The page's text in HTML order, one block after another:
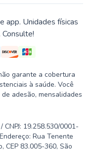
app. Unidades físicas
garante a cobertura
à saúde. Você
adesão, mensalidades
CNPJ: 19.258.530/0001-
Rua Tenente
CEP 83.005-360, São